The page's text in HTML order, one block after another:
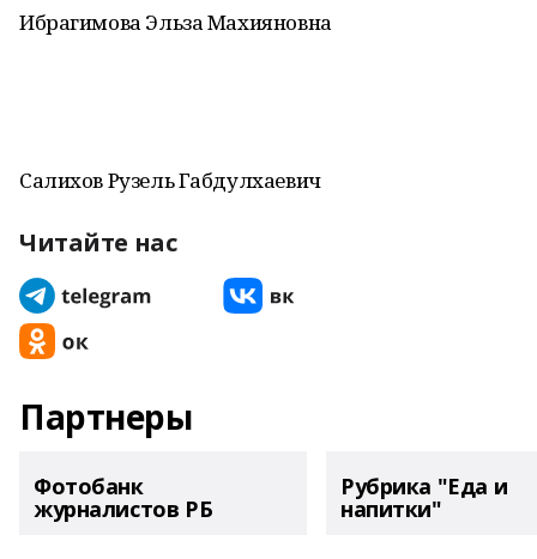
Ибрагимова Эльза Махияновна
Салихов Рузель Габдулхаевич
Читайте нас
Партнеры
Фотобанк
журналистов РБ
Рубрика "Еда и
напитки"